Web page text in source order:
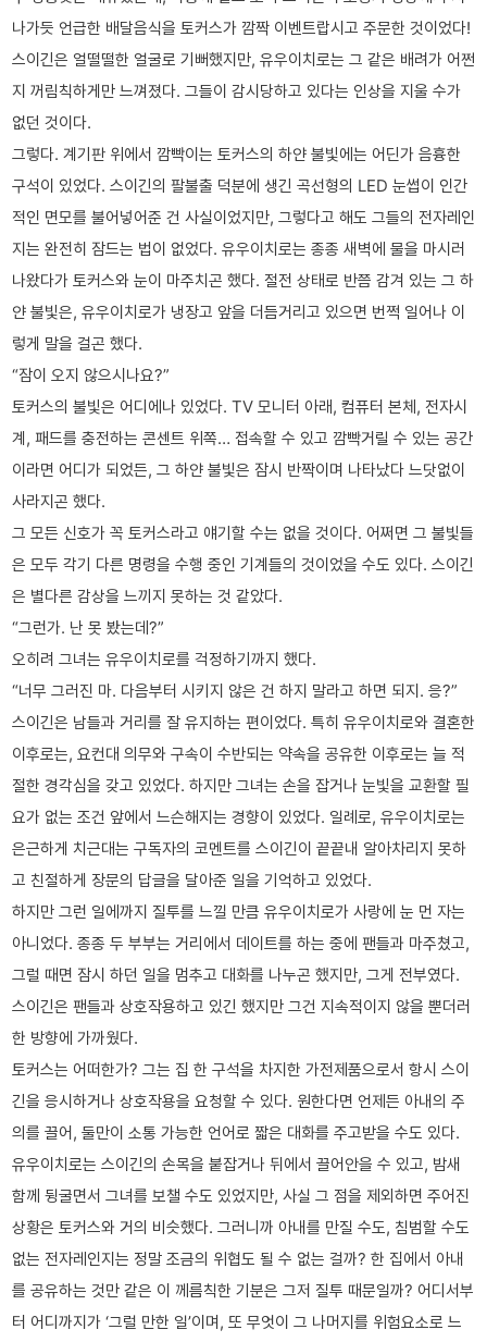
나가듯 언급한 배달음식을 토커스가 깜짝 이벤트랍시고 주문한 것이었다!
스이긴은 얼떨떨한 얼굴로 기뻐했지만, 유우이치로는 그 같은 배려가 어쩐
지 꺼림칙하게만 느껴졌다. 그들이 감시당하고 있다는 인상을 지울 수가
없던 것이다.
그렇다. 계기판 위에서 깜빡이는 토커스의 하얀 불빛에는 어딘가 음흉한
구석이 있었다. 스이긴의 팔불출 덕분에 생긴 곡선형의 LED 눈썹이 인간
적인 면모를 불어넣어준 건 사실이었지만, 그렇다고 해도 그들의 전자레인
지는 완전히 잠드는 법이 없었다. 유우이치로는 종종 새벽에 물을 마시러
나왔다가 토커스와 눈이 마주치곤 했다. 절전 상태로 반쯤 감겨 있는 그 하
얀 불빛은, 유우이치로가 냉장고 앞을 더듬거리고 있으면 번쩍 일어나 이
렇게 말을 걸곤 했다.
“잠이 오지 않으시나요?”
토커스의 불빛은 어디에나 있었다. TV 모니터 아래, 컴퓨터 본체, 전자시
계, 패드를 충전하는 콘센트 위쪽… 접속할 수 있고 깜빡거릴 수 있는 공간
이라면 어디가 되었든, 그 하얀 불빛은 잠시 반짝이며 나타났다 느닷없이
사라지곤 했다.
그 모든 신호가 꼭 토커스라고 얘기할 수는 없을 것이다. 어쩌면 그 불빛들
은 모두 각기 다른 명령을 수행 중인 기계들의 것이었을 수도 있다. 스이긴
은 별다른 감상을 느끼지 못하는 것 같았다.
“그런가. 난 못 봤는데?”
오히려 그녀는 유우이치로를 걱정하기까지 했다.
“너무 그러진 마. 다음부터 시키지 않은 건 하지 말라고 하면 되지. 응?”
스이긴은 남들과 거리를 잘 유지하는 편이었다. 특히 유우이치로와 결혼한
이후로는, 요컨대 의무와 구속이 수반되는 약속을 공유한 이후로는 늘 적
절한 경각심을 갖고 있었다. 하지만 그녀는 손을 잡거나 눈빛을 교환할 필
요가 없는 조건 앞에서 느슨해지는 경향이 있었다. 일례로, 유우이치로는
은근하게 치근대는 구독자의 코멘트를 스이긴이 끝끝내 알아차리지 못하
고 친절하게 장문의 답글을 달아준 일을 기억하고 있었다.
하지만 그런 일에까지 질투를 느낄 만큼 유우이치로가 사랑에 눈 먼 자는
아니었다. 종종 두 부부는 거리에서 데이트를 하는 중에 팬들과 마주쳤고,
그럴 때면 잠시 하던 일을 멈추고 대화를 나누곤 했지만, 그게 전부였다.
스이긴은 팬들과 상호작용하고 있긴 했지만 그건 지속적이지 않을 뿐더러
한 방향에 가까웠다.
토커스는 어떠한가? 그는 집 한 구석을 차지한 가전제품으로서 항시 스이
긴을 응시하거나 상호작용을 요청할 수 있다. 원한다면 언제든 아내의 주
의를 끌어, 둘만이 소통 가능한 언어로 짧은 대화를 주고받을 수도 있다.
유우이치로는 스이긴의 손목을 붙잡거나 뒤에서 끌어안을 수 있고, 밤새
함께 뒹굴면서 그녀를 보챌 수도 있었지만, 사실 그 점을 제외하면 주어진
상황은 토커스와 거의 비슷했다. 그러니까 아내를 만질 수도, 침범할 수도
없는 전자레인지는 정말 조금의 위협도 될 수 없는 걸까? 한 집에서 아내
를 공유하는 것만 같은 이 께름칙한 기분은 그저 질투 때문일까? 어디서부
터 어디까지가 ‘그럴 만한 일’이며, 또 무엇이 그 나머지를 위험요소로 느